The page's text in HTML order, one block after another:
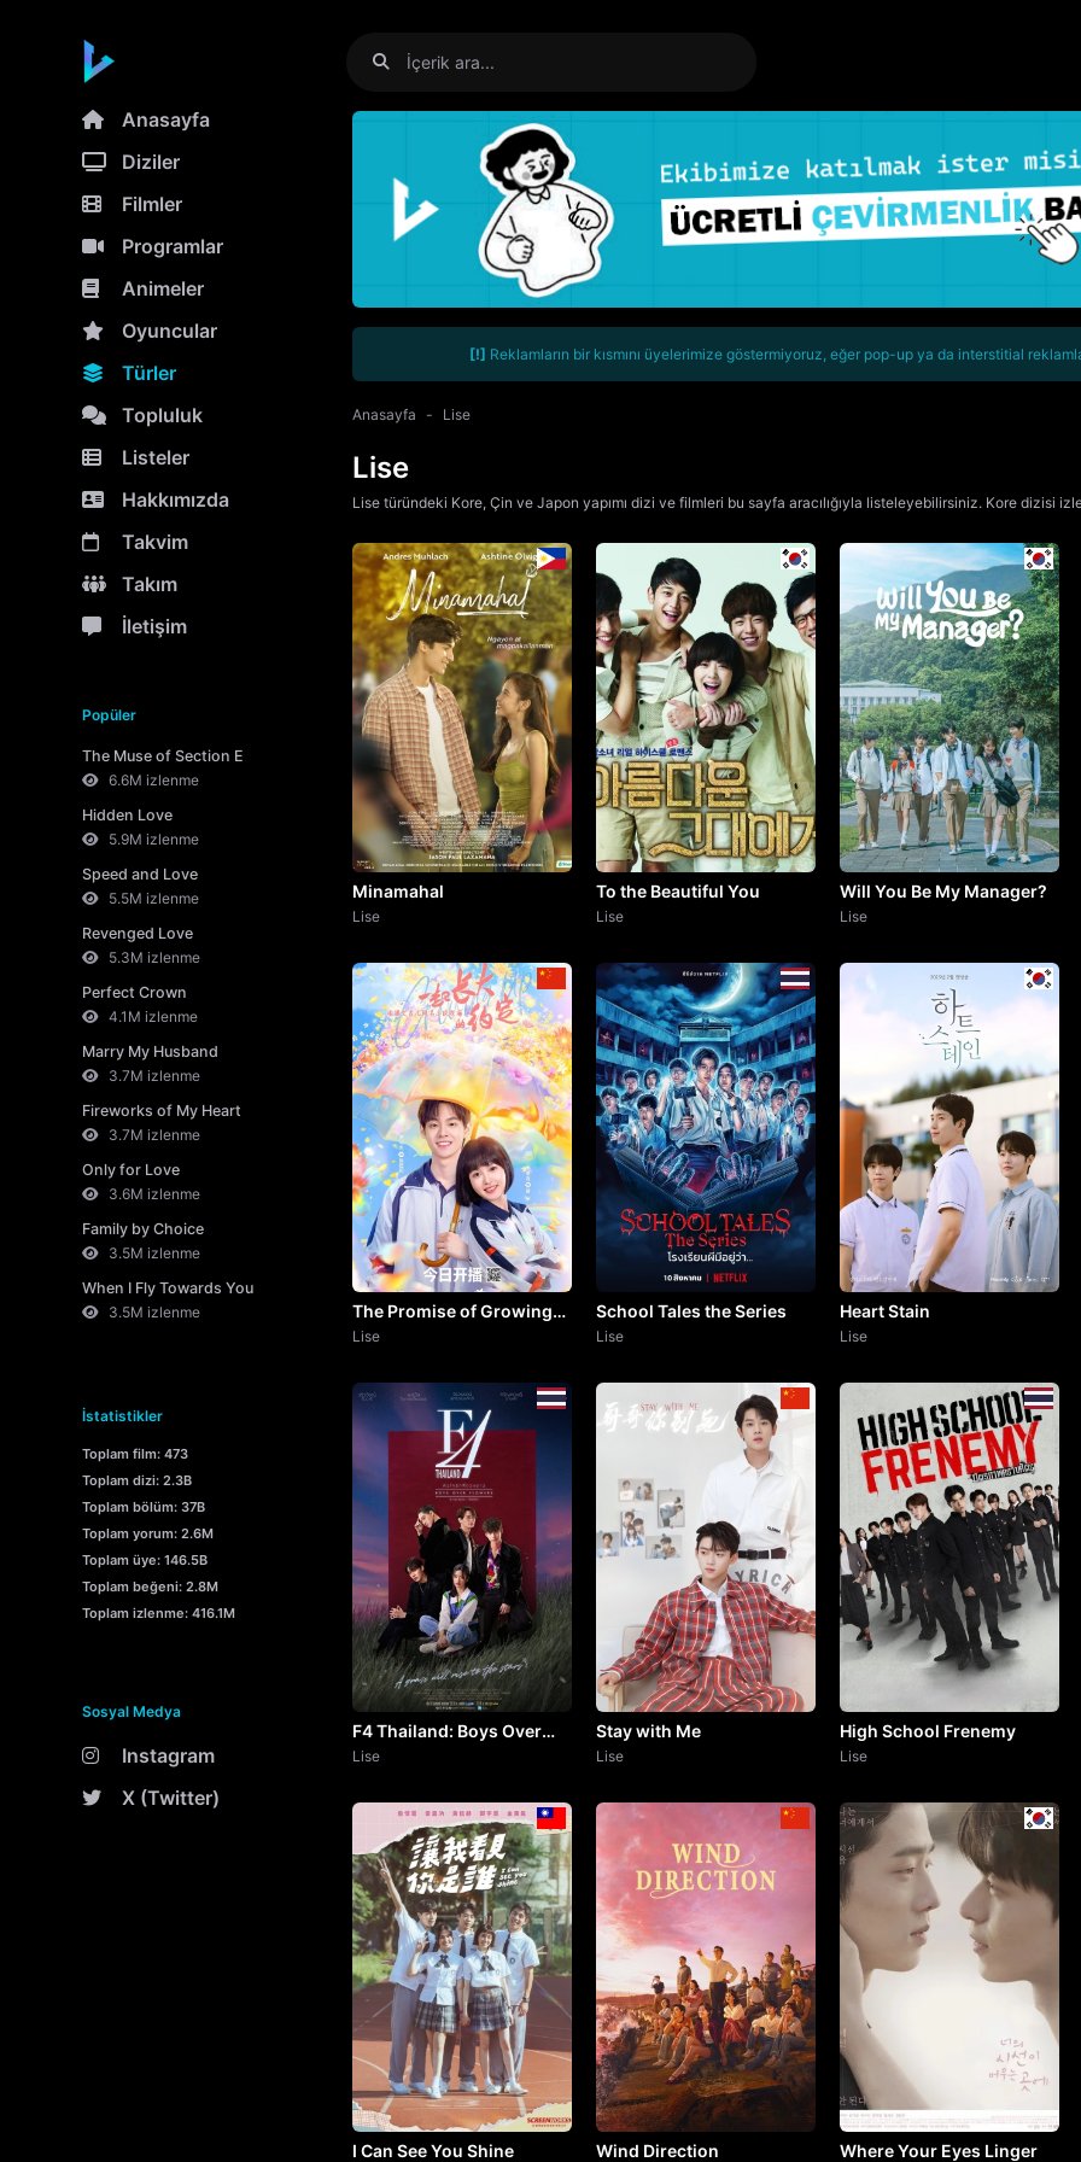
Anasayfa
Diziler
Filmler
Programlar
Animeler
Oyuncular
Türler
Topluluk
Listeler
Hakkımızda
Takvim
Takım
İletişim
Popüler
The Muse of Section E
6.6M izlenme
Hidden Love
5.9M izlenme
Speed and Love
5.5M izlenme
Revenged Love
5.3M izlenme
Perfect Crown
4.1M izlenme
Marry My Husband
3.7M izlenme
Fireworks of My Heart
3.7M izlenme
Only for Love
3.6M izlenme
Family by Choice
3.5M izlenme
When I Fly Towards You
3.5M izlenme
İstatistikler
Toplam film: 473
Toplam dizi: 2.3B
Toplam bölüm: 37B
Toplam yorum: 2.6M
Toplam üye: 146.5B
Toplam beğeni: 2.8M
Toplam izlenme: 416.1M
Sosyal Medya
Instagram
X (Twitter)
[!] Reklamların bir kısmını üyelerimize göstermiyoruz, eğer pop-up ya da interstitial
Anasayfa Lise
Lise
Lise türündeki Kore, Çin ve Japon yapımı dizi ve filmleri bu sayfa aracılığıyla listeleyebilirsiniz. Kore dizisi
Minamahal
Lise
To the Beautiful You
Lise
Will You Be My Manager?
Lise
The Promise of Growing
Up Together
Lise
School Tales the Series
Lise
Heart Stain
Lise
F4 Thailand: Boys Over
Flowers
Lise
Stay with Me
Lise
High School Frenemy
Lise
I Can See You Shine Wind Direction Where Your Eyes Linger